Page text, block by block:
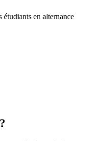
étudiants en alternance